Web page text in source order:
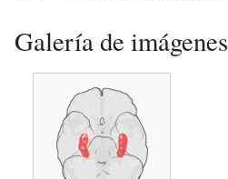
Galería de imágenes